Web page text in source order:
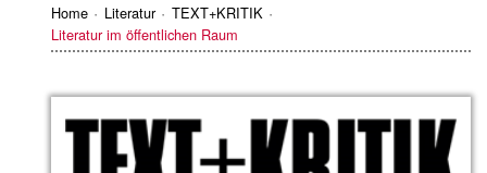
Home Literatur
TEXT+KRITIK
Literatur im öffentlichen Raum